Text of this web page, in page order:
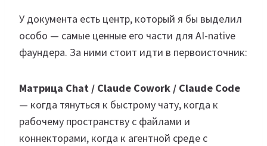
У документа есть центр, который я бы выделил
особо — самые ценные его части для AI-native
фаундера. За ними стоит идти в первоисточник:
Матрица Chat / Claude Cowork / Claude Code
— когда тянуться к быстрому чату, когда к
рабочему пространству с файлами и
коннекторами, когда к агентной среде с